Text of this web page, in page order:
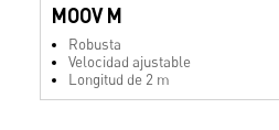
MOOV M
Robusta
Velocidad ajustable
Longitud de 2 m